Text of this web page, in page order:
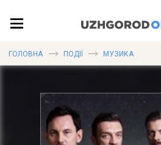
ГОЛОВНА ПОДІЇ МУЗИКА